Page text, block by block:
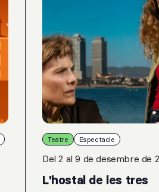
Teatre Espectacle
Del 2 al 9 de desembre de
L'hostal de les tres